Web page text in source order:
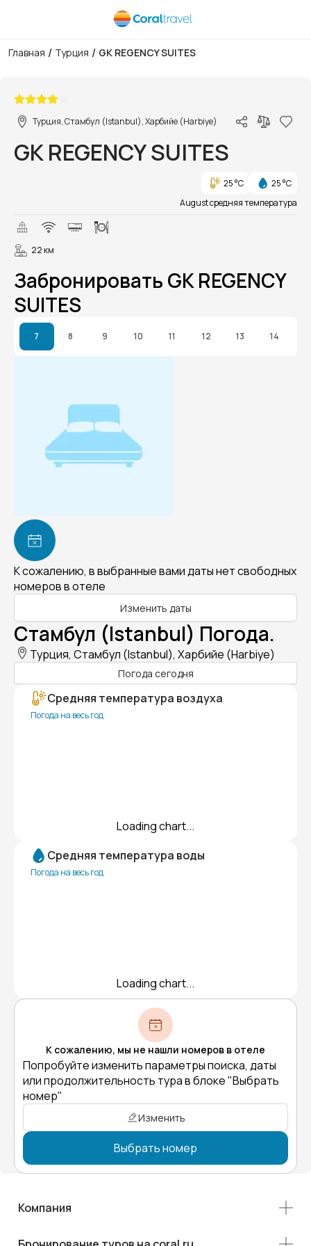
Главная / Турция / GK REGENCY SUITES
Турция, Стамбул (Istanbul), Харбийе (Harbiye)
GK REGENCY SUITES
25 °C
25 °C
August средняя температура
22 км
Забронировать GK REGENCY
SUITES
7 8 9 10 11 12 13 14
К сожалению, в выбранные вами даты нет свободных
номеров в отеле
Изменить даты
Стамбул (Istanbul) Погода.
Турция, Стамбул (Istanbul), Харбийе (Harbiye)
Погода сегодня
Средняя температура воздуха
Погода на весь год
Loading chart...
Средняя температура воды
Погода на весь год
Loading chart...
К сожалению, мы не нашли номеров в отеле
Попробуйте изменить параметры поиска, даты
или продолжительность тура в блоке "Выбрать
номер"
Изменить
Выбрать номер
Компания